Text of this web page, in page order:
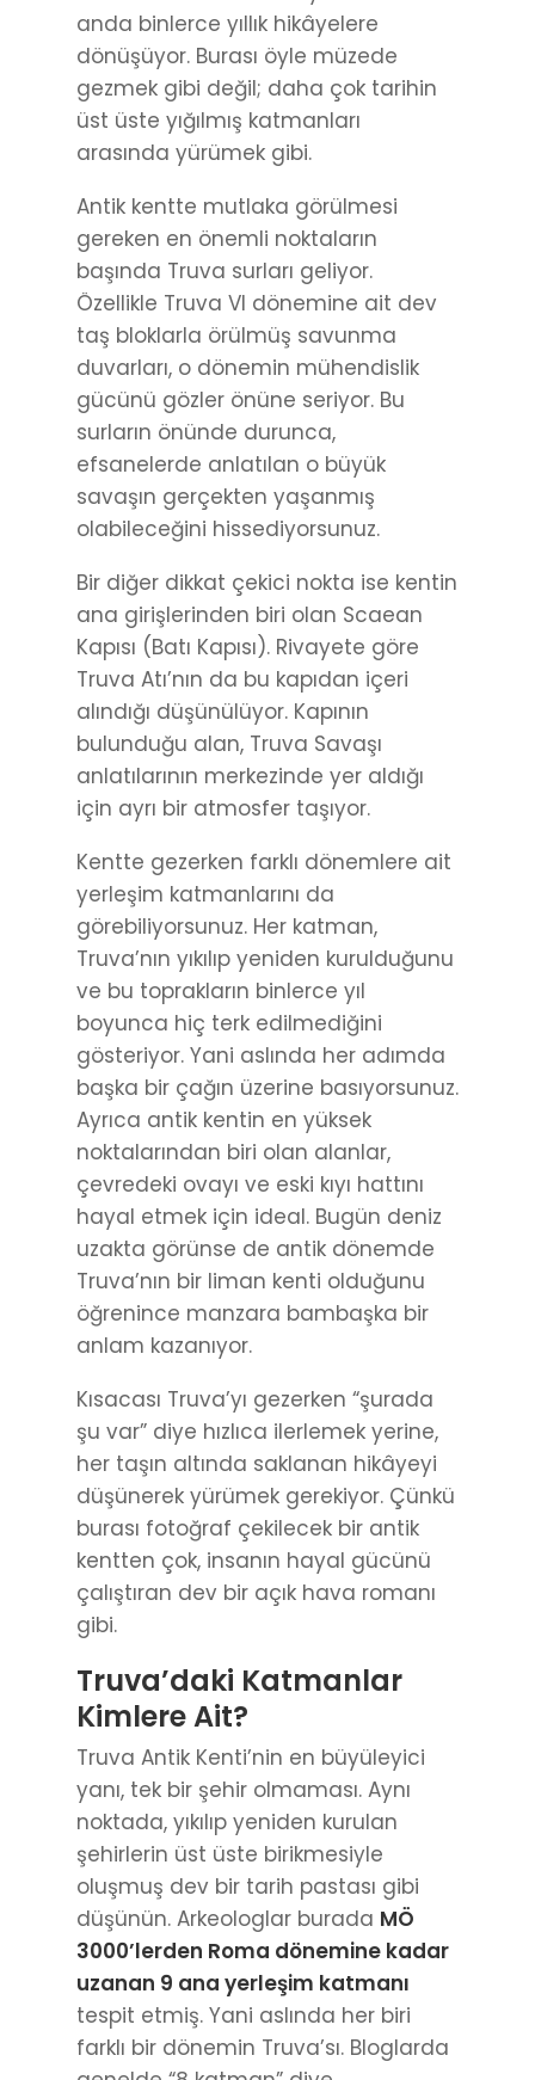
anda binlerce yıllık hikâyelere
dönüşüyor. Burası öyle müzede
gezmek gibi değil; daha çok tarihin
üst üste yığılmış katmanları
arasında yürümek gibi.
Antik kentte mutlaka görülmesi
gereken en önemli noktaların
başında Truva surları geliyor.
Özellikle Truva VI dönemine ait dev
taş bloklarla örülmüş savunma
duvarları, o dönemin mühendislik
gücünü gözler önüne seriyor. Bu
surların önünde durunca,
efsanelerde anlatılan o büyük
savaşın gerçekten yaşanmış
olabileceğini hissediyorsunuz.
Bir diğer dikkat çekici nokta ise kentin
ana girişlerinden biri olan Scaean
Kapısı (Batı Kapısı). Rivayete göre
Truva Atı’nın da bu kapıdan içeri
alındığı düşünülüyor. Kapının
bulunduğu alan, Truva Savaşı
anlatılarının merkezinde yer aldığı
için ayrı bir atmosfer taşıyor.
Kentte gezerken farklı dönemlere ait
yerleşim katmanlarını da
görebiliyorsunuz. Her katman,
Truva’nın yıkılıp yeniden kurulduğunu
ve bu toprakların binlerce yıl
boyunca hiç terk edilmediğini
gösteriyor. Yani aslında her adımda
başka bir çağın üzerine basıyorsunuz.
Ayrıca antik kentin en yüksek
noktalarından biri olan alanlar,
çevredeki ovayı ve eski kıyı hattını
hayal etmek için ideal. Bugün deniz
uzakta görünse de antik dönemde
Truva’nın bir liman kenti olduğunu
öğrenince manzara bambaşka bir
anlam kazanıyor.
Kısacası Truva’yı gezerken “şurada
şu var” diye hızlıca ilerlemek yerine,
her taşın altında saklanan hikâyeyi
düşünerek yürümek gerekiyor. Çünkü
burası fotoğraf çekilecek bir antik
kentten çok, insanın hayal gücünü
çalıştıran dev bir açık hava romanı
gibi.
Truva’daki Katmanlar
Kimlere Ait?
Truva Antik Kenti’nin en büyüleyici
yanı, tek bir şehir olmaması. Aynı
noktada, yıkılıp yeniden kurulan
şehirlerin üst üste birikmesiyle
oluşmuş dev bir tarih pastası gibi
düşünün. Arkeologlar burada MÖ
3000’lerden Roma dönemine kadar
uzanan 9 ana yerleşim katmanı
tespit etmiş. Yani aslında her biri
farklı bir dönemin Truva’sı. Bloglarda